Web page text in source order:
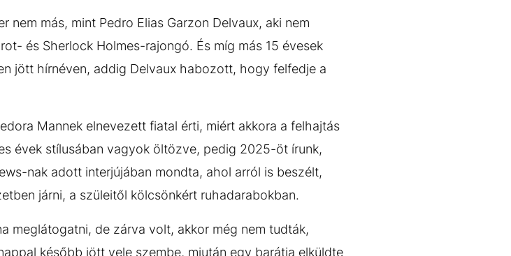
nem más, mint Pedro Elias Garzon Delvaux, aki nem
és Sherlock Holmes-rajongó. És míg más 15 évesek
jött hírnéven, addig Delvaux habozott, hogy felfedje a
Mannek elnevezett fiatal érti, miért akkora a felhajtás
évek stílusában vagyok öltözve, pedig 2025-öt írunk,
nak adott interjújában mondta, ahol arról is beszélt,
járni, a szüleitől kölcsönkért ruhadarabokban.
meglátogatni, de zárva volt, akkor még nem tudták,
később jött vele szembe, miután egy barátja elküldte